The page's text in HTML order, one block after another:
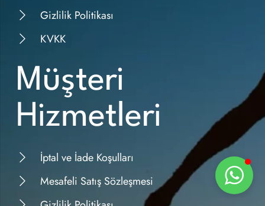
Gizlilik Politikası
KVKK
Müşteri
Hizmetleri
İptal ve İade Koşulları
Mesafeli Satış Sözleşmesi